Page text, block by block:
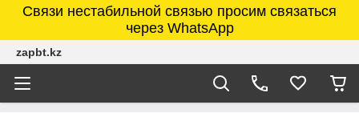
Связи нестабильной связью просим связаться
через WhatsApp
zapbt.kz